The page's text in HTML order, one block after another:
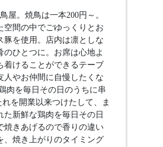
屋。焼鳥は一本200円～。
空間の中でごゆっくりとお
豚を使用。店内は凛としな
ひとつに。お席は心地よ
着けることができるテーブ
人やお仲間に自慢したくな
肉を毎日その日のうちに串
を開業以来つけたして、ま
新鮮な鶏肉を毎日その日
焼きあげるので香りの違い
、焼き上がりのタイミング